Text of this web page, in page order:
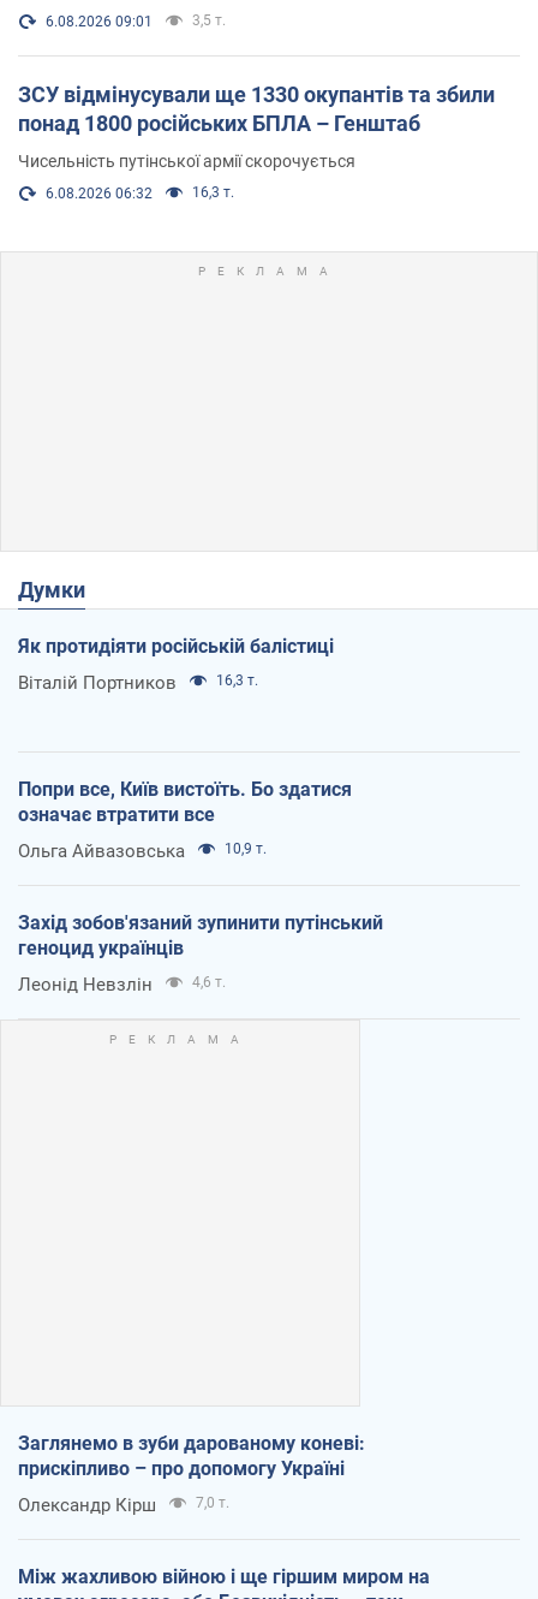
6.08.2026 09:01 3,5 т.
ЗСУ відмінусували ще 1330 окупантів та збили
понад 1800 російських БПЛА – Генштаб
Чисельність путінської армії скорочується
6.08.2026 06:32 16,3 т.
Думки
Як протидіяти російській балістиці
Віталій Портников 16,3 т.
Попри все, Київ вистоїть. Бо здатися
означає втратити все
Ольга Айвазовська 10,9 т.
Захід зобов'язаний зупинити путінський
геноцид українців
Леонід Невзлін 4,6 т.
Заглянемо в зуби дарованому коневі:
прискіпливо – про допомогу Україні
Олександр Кірш 7,0 т.
Між жахливою війною і ще гіршим миром на